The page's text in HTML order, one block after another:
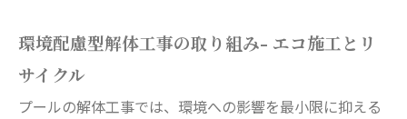
環境配慮型解体工事の取り組み- エコ施工とリ
サイクル
プールの解体工事では、環境への影響を最小限に抑える